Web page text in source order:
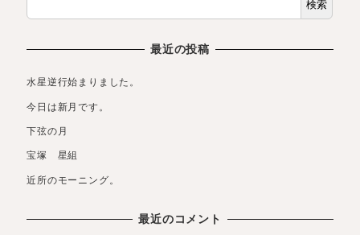
検索
最近の投稿
水星逆行始まりました。
今日は新月です。
下弦の月
宝塚 星組
近所のモーニング。
最近のコメント